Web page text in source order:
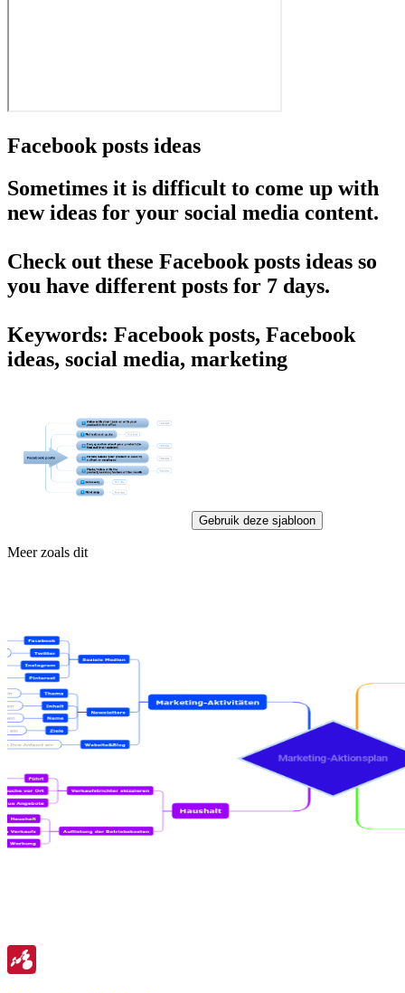
Facebook posts ideas
Sometimes it is difficult to come up with
new ideas for your social media content.
Check out these Facebook posts ideas so
you have different posts for 7 days.
Keywords: Facebook posts, Facebook
ideas, social media, marketing
Gebruik deze sjabloon
Meer zoals dit